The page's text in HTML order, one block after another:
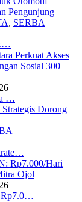
, SERBA
…
Rp7.0…